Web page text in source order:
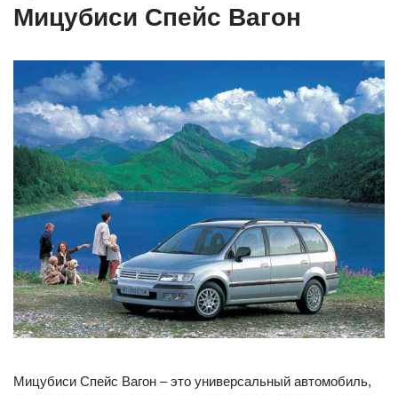
Мицубиси Спейс Вагон
Мицубиси Спейс Вагон – это универсальный автомобиль,